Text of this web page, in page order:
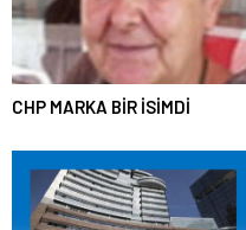
CHP MARKA BİR İSİMDİ